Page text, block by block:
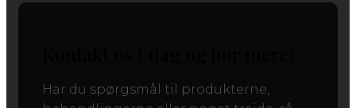
Har du spørgsmål til produkterne,